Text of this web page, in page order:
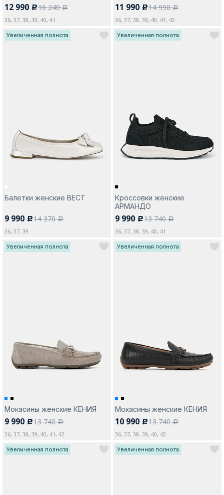
12 990 c16 240a
36, 37, 38, 39, 40, 41
11 990 c14 990a
36, 37, 38, 39, 40, 41, 42
Увеличенная полнота
Балетки женские ВЕСТ
9 990 c14 370a
36, 37, 39
Увеличенная полнота
Кроссовки женские
АРМАНДО
9 990 c13 740a
36, 37, 38, 39, 40, 41
Увеличенная полнота
Мокасины женские КЕНИЯ
9 990 c13 740a
36, 37, 38, 39, 40, 41, 42
Увеличенная полнота
Мокасины женские КЕНИЯ
10 990 c13 740a
36, 37, 38, 39, 40, 42
Увеличенная полнота Увеличенная полнота